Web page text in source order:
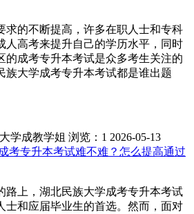
求的不断提高，许多在职人士和专科
人高考来提升自己的学历水平，同时
的成考专升本考试是众多考生关注的
族大学成考专升本考试都是谁出题
学成教学姐 浏览：1 2026-05-13
考专升本考试难不难？怎么提高通过
路上，湖北民族大学成考专升本考试
士和应届毕业生的首选。然而，面对